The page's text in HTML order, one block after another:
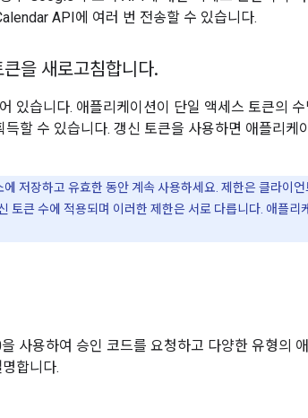
API에 여러 번 전송할 수 있습니다.
을 새로고침합니다.
있습니다. 애플리케이션이 단일 액세스 토큰의
할 수 있습니다. 갱신 토큰을 사용하면 애플리케
저장하고 유효한 동안 계속 사용하세요. 제한은 클라이
토큰 수에 적용되며 이러한 제한은 서로 다릅니다. 애플
사용하여 승인 코드를 요청하고 다양한 유형의
합니다.